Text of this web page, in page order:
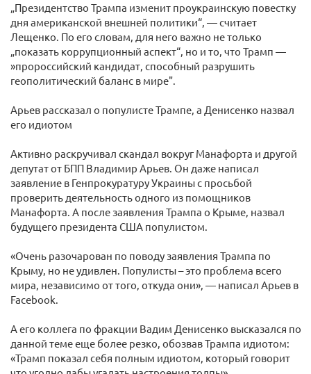
„Президентство Трампа изменит проукраинскую повестку
дня американской внешней политики“, — считает
Лещенко. По его словам, для него важно не только
„показать коррупционный аспект“, но и то, что Трамп —
»пророссийский кандидат, способный разрушить
геополитический баланс в мире".
Арьев рассказал о популисте Трампе, а Денисенко назвал
его идиотом
Активно раскручивал скандал вокруг Манафорта и другой
депутат от БПП Владимир Арьев. Он даже написал
заявление в Генпрокуратуру Украины с просьбой
проверить деятельность одного из помощников
Манафорта. А после заявления Трампа о Крыме, назвал
будущего президента США популистом.
«Очень разочарован по поводу заявления Трампа по
Крыму, но не удивлен. Популисты – это проблема всего
мира, независимо от того, откуда они», — написал Арьев в
Facebook.
А его коллега по фракции Вадим Денисенко высказался по
данной теме еще более резко, обозвав Трампа идиотом:
«Трамп показал себя полным идиотом, который говорит